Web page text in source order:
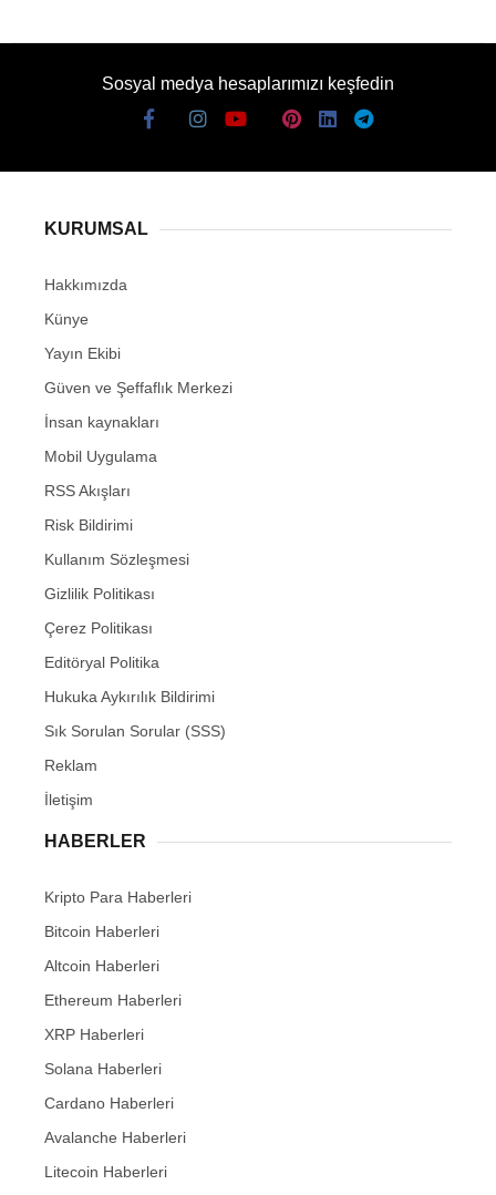
Sosyal medya hesaplarımızı keşfedin
KURUMSAL
Hakkımızda
Künye
Yayın Ekibi
Güven ve Şeffaflık Merkezi
İnsan kaynakları
Mobil Uygulama
RSS Akışları
Risk Bildirimi
Kullanım Sözleşmesi
Gizlilik Politikası
Çerez Politikası
Editöryal Politika
Hukuka Aykırılık Bildirimi
Sık Sorulan Sorular (SSS)
Reklam
İletişim
HABERLER
Kripto Para Haberleri
Bitcoin Haberleri
Altcoin Haberleri
Ethereum Haberleri
XRP Haberleri
Solana Haberleri
Cardano Haberleri
Avalanche Haberleri
Litecoin Haberleri